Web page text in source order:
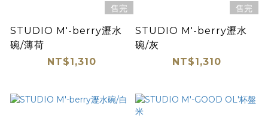
售完
STUDIO M'-berry瀝水
碗/薄荷
NT$1,310
售完
STUDIO M'-berry瀝水
碗/灰
NT$1,310